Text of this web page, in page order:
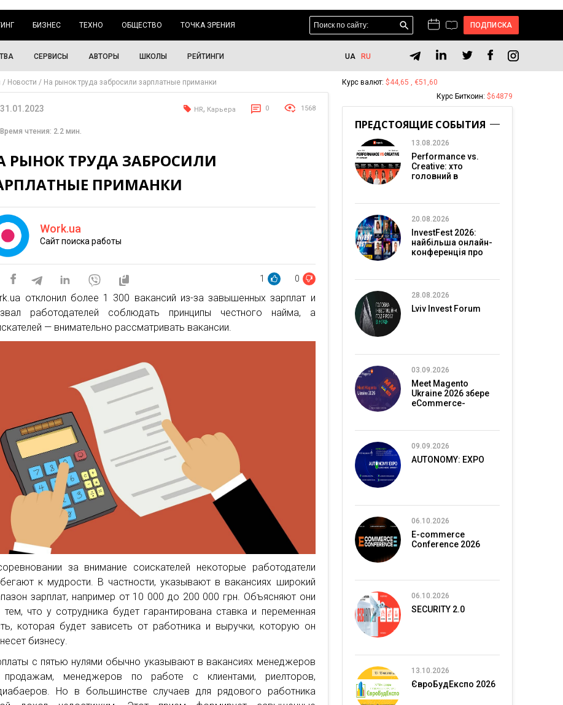
БИЗНЕС ТЕХНО ОБЩЕСТВО ТОЧКА ЗРЕНИЯ ПОДПИСКА
СЕРВИСЫ АВТОРЫ ШКОЛЫ РЕЙТИНГИ UA RU
Новости На рынок труда забросили зарплатные приманки
31.01.2023 HR, Карьера 0 1568
Время чтения: 2.2 мин.
РЫНОК ТРУДА ЗАБРОСИЛИ
ПРИМАНКИ
Work.ua
Сайт поиска работы
1 0
отклонил более 1 300 вакансий из-за завышенных зарплат и
работодателей соблюдать принципы честного найма, а
— внимательно рассматривать вакансии.
за внимание соискателей некоторые работодатели
к мудрости. В частности, указывают в вакансиях широкий
зарплат, например от 10 000 до 200 000 грн. Объясняют они
тем, что у сотрудника будет гарантирована ставка и переменная
которая будет зависеть от работника и выручки, которую он
бизнесу.
с пятью нулями обычно указывают в вакансиях менеджеров
менеджеров по работе с клиентами, риелторов,
Но в большинстве случаев для рядового работника
Курс валют: $44,65 , €51,60
Курс Биткоин: $64879
ПРЕДСТОЯЩИЕ СОБЫТИЯ
13.08.2026
Performance vs.
Creative: хто
головний в
20.08.2026
InvestFest 2026:
найбільша онлайн-
конференція про
28.08.2026
Lviv Invest Forum
03.09.2026
Meet Magento
Ukraine 2026 збере
eCommerce-
09.09.2026
AUTONOMY: EXPO
06.10.2026
E-commerce
Conference 2026
06.10.2026
SECURITY 2.0
13.10.2026
ЄвроБудЕкспо 2026